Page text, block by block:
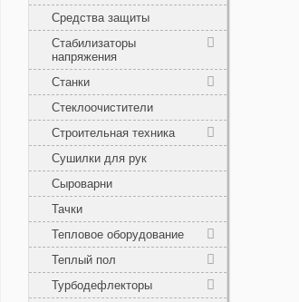
Средства защиты
Стабилизаторы
напряжения
Станки
Стеклоочистители
Строительная техника
Сушилки для рук
Сыроварни
Тачки
Тепловое оборудование
Теплый пол
Турбодефлекторы